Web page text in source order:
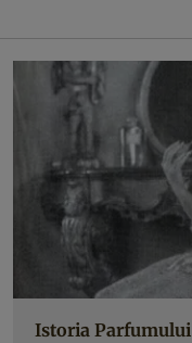
Istoria Parfumului